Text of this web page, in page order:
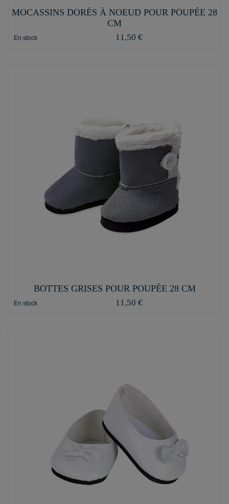
MOCASSINS DORÉS À NOEUD POUR POUPÉE 28
CM
En stock 11,50 €
BOTTES GRISES POUR POUPÉE 28 CM
En stock 11,50 €